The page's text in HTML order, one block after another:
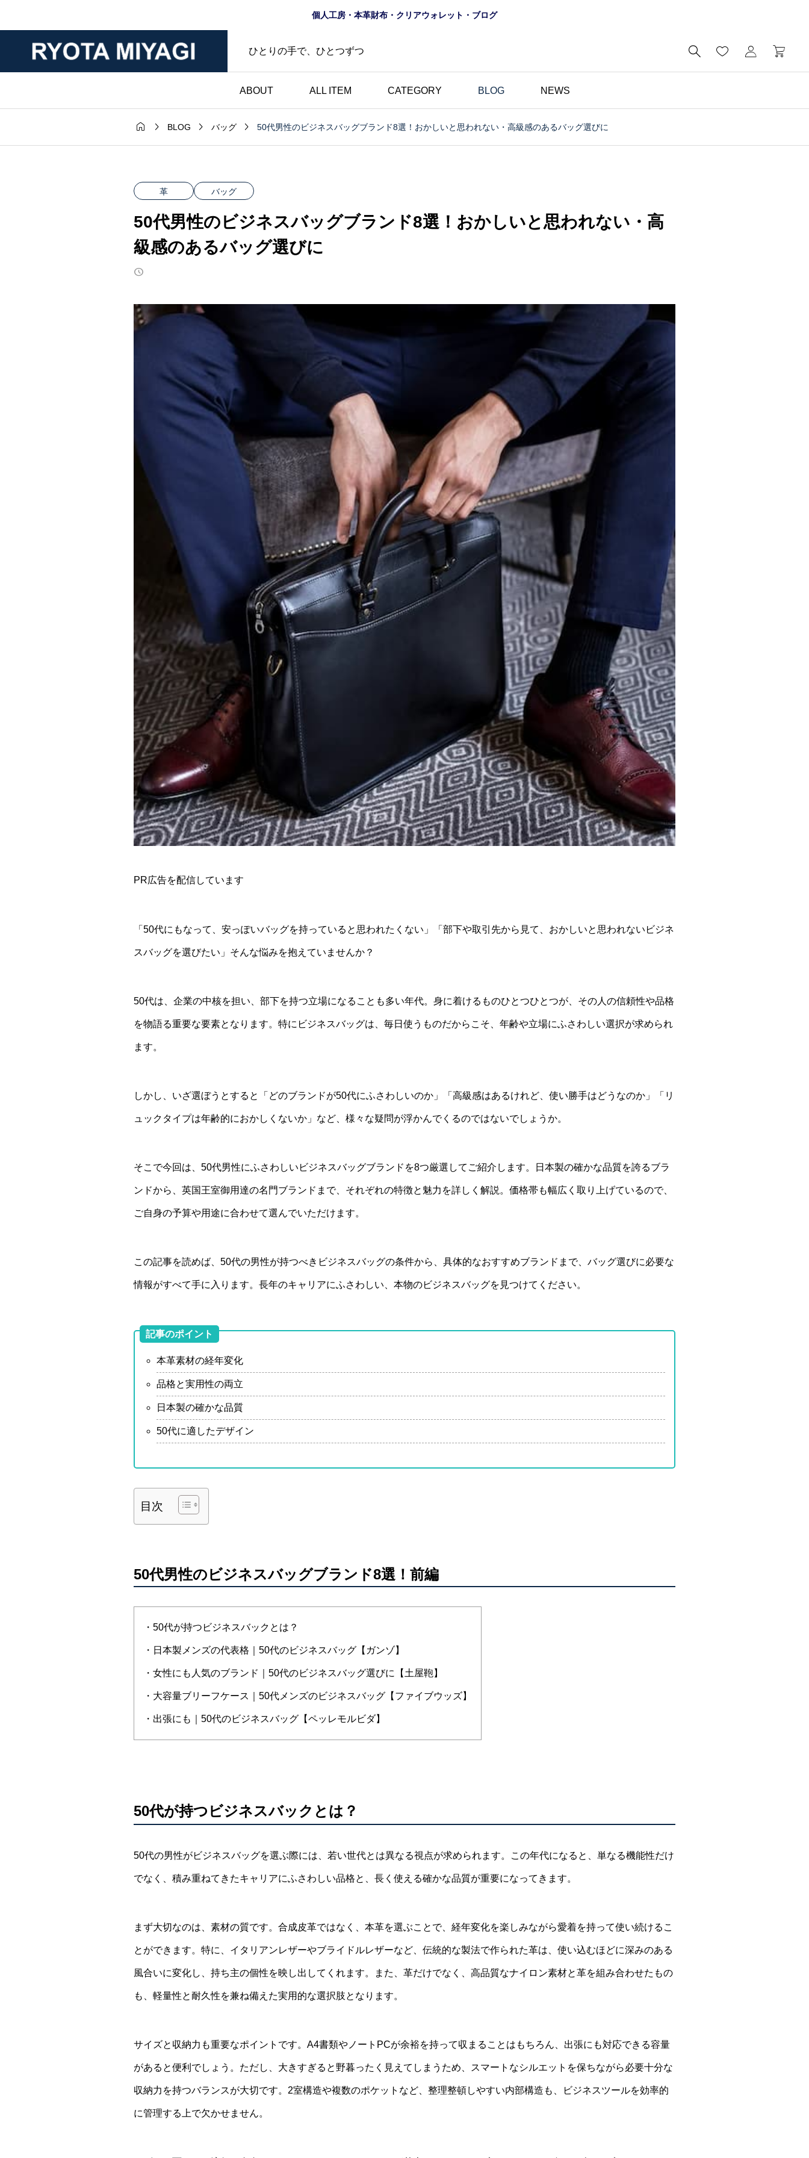
個人工房・本革財布・クリアウォレット・ブログ
ひとりの手で、ひとつずつ 
ABOUT ALL ITEM CATEGORY BLOG NEWS
財布
マークなし・暮らしの道
た僕のハンドメイド財布
財布
リアウォレット特集
財布
布の個人工房ブログ
  BLOG  バッグ  50代男性のビジネスバッグブランド8選！おかしいと思われない・高級感のあるバッグ選びに
革 バッグ
50代男性のビジネスバッグブランド8選！おかしいと思われない・高
級感のあるバッグ選びに
PR広告を配信しています
「50代にもなって、安っぽいバッグを持っていると思われたくない」「部下や取引先から見て、おかしいと思われないビジネ
スバッグを選びたい」そんな悩みを抱えていませんか？
50代は、企業の中核を担い、部下を持つ立場になることも多い年代。身に着けるものひとつひとつが、その人の信頼性や品格
を物語る重要な要素となります。特にビジネスバッグは、毎日使うものだからこそ、年齢や立場にふさわしい選択が求められ
ます。
しかし、いざ選ぼうとすると「どのブランドが50代にふさわしいのか」「高級感はあるけれど、使い勝手はどうなのか」「リ
ュックタイプは年齢的におかしくないか」など、様々な疑問が浮かんでくるのではないでしょうか。
そこで今回は、50代男性にふさわしいビジネスバッグブランドを8つ厳選してご紹介します。日本製の確かな品質を誇るブラ
ンドから、英国王室御用達の名門ブランドまで、それぞれの特徴と魅力を詳しく解説。価格帯も幅広く取り上げているので、
ご自身の予算や用途に合わせて選んでいただけます。
この記事を読めば、50代の男性が持つべきビジネスバッグの条件から、具体的なおすすめブランドまで、バッグ選びに必要な
情報がすべて手に入ります。長年のキャリアにふさわしい、本物のビジネスバッグを見つけてください。
記事のポイント
本革素材の経年変化
品格と実用性の両立
日本製の確かな品質
50代に適したデザイン
目次
50代男性のビジネスバッグブランド8選！前編
・50代が持つビジネスバックとは？
・日本製メンズの代表格｜50代のビジネスバッグ【ガンゾ】
・女性にも人気のブランド｜50代のビジネスバッグ選びに【土屋鞄】
・大容量ブリーフケース｜50代メンズのビジネスバッグ【ファイブウッズ】
・出張にも｜50代のビジネスバッグ【ペッレモルビダ】
50代が持つビジネスバックとは？
50代の男性がビジネスバッグを選ぶ際には、若い世代とは異なる視点が求められます。この年代になると、単なる機能性だけ
でなく、積み重ねてきたキャリアにふさわしい品格と、長く使える確かな品質が重要になってきます。
まず大切なのは、素材の質です。合成皮革ではなく、本革を選ぶことで、経年変化を楽しみながら愛着を持って使い続けるこ
とができます。特に、イタリアンレザーやブライドルレザーなど、伝統的な製法で作られた革は、使い込むほどに深みのある
風合いに変化し、持ち主の個性を映し出してくれます。また、革だけでなく、高品質なナイロン素材と革を組み合わせたもの
も、軽量性と耐久性を兼ね備えた実用的な選択肢となります。
サイズと収納力も重要なポイントです。A4書類やノートPCが余裕を持って収まることはもちろん、出張にも対応できる容量
があると便利でしょう。ただし、大きすぎると野暮ったく見えてしまうため、スマートなシルエットを保ちながら必要十分な
収納力を持つバランスが大切です。2室構造や複数のポケットなど、整理整頓しやすい内部構造も、ビジネスツールを効率的
に管理する上で欠かせません。